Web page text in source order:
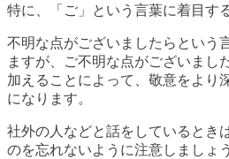
特に、「ご」という言葉に着目す
不明な点がございましたらという
ますが、ご不明な点がございまし
加えることによって、敬意をより
になります。
社外の人などと話をしているとき
のを忘れないように注意しましょう